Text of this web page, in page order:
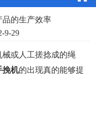
品的生产效率
9-29
或人工搓捻成的绳
挽机的出现真的能够提